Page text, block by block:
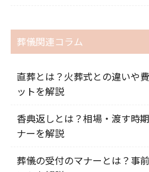
葬儀関連コラム
直葬とは？火葬式との違いや
ットを解説
香典返しとは？相場・渡す時
ナーを解説
葬儀の受付のマナーとは？事